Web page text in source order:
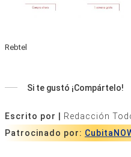
Rebtel
Si te gustó ¡Compártelo!
Escrito por |
Redacción
Patrocinado por: